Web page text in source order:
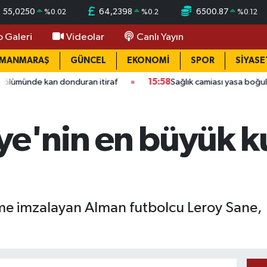
55,0250 %0.02 64,2398 %0.2 6500.87 %0.12
Galeri Videolar Canlı Yayın
GÜNCEL EKONOMİ SPOR
itiraf 15:58Sağlık camiası yasa boğuldu:
en büyük
imzalayan Alman futbolcu Leroy